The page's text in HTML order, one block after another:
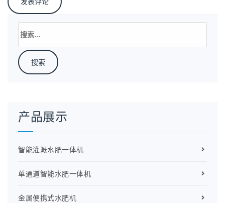
索：
产品展示
智能灌溉水肥一体机
单通道智能水肥一体机
金属便携式水肥机